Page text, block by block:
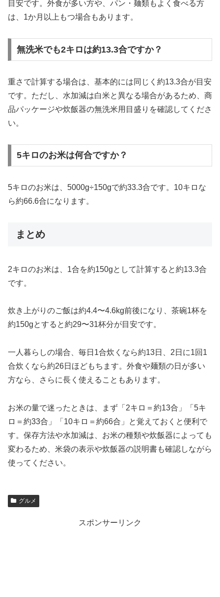
目安です。外食が多い方や、パン・麺類もよく食べる方
は、1か月以上もつ場合もあります。
無洗米でも2キロは約13.3合ですか？
重さで計算する場合は、基本的には同じく約13.3合が目安
です。ただし、水加減は白米と異なる場合があるため、商
品パッケージや炊飯器の無洗米用目盛りを確認してくださ
い。
5キロのお米は何合ですか？
5キロのお米は、5000g÷150gで約33.3合です。10キロな
ら約66.6合になります。
まとめ
2キロのお米は、1合を約150gとして計算すると約13.3合
です。
炊き上がりのご飯は約4.4〜4.6kg前後になり、茶碗1杯を
約150gとすると約29〜31杯分が目安です。
一人暮らしの場合、毎日1合炊くなら約13日、2日に1回1
合炊くなら約26日ほどもちます。外食や麺類の日が多い
方なら、さらに長く使えることもあります。
お米の量で迷ったときは、まず「2キロ＝約13合」「5キ
ロ＝約33合」「10キロ＝約66合」と覚えておくと便利で
す。保存方法や水加減は、お米の種類や炊飯器によっても
変わるため、米袋の表示や炊飯器の説明書も確認しながら
使ってください。
グルメ
スポンサーリンク